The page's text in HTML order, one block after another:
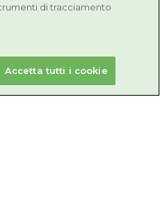
XR
di tracciamento
Accetta tutti i cookie